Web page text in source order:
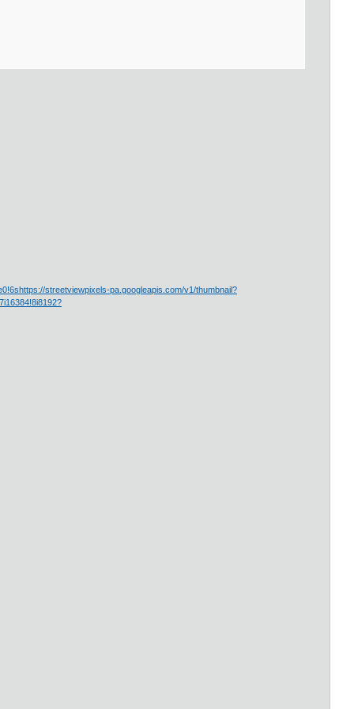
streetviewpixels-pa.googleapis.com/v1/thumbnail?